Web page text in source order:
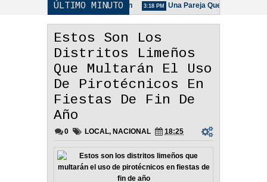
ÚLTIMO MINUTO
Unida Es Importante - Reflexión 3:18 PM Una Pareja Que Ora Unida. -
Estos Son Los
Distritos Limeños
Que Multarán El Uso
De Pirotécnicos En
Fiestas De Fin De
Año
0 LOCAL, NACIONAL 18:25